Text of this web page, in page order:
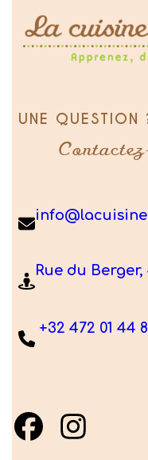
UNE QUESTION
Rue du
+32 472 01 44